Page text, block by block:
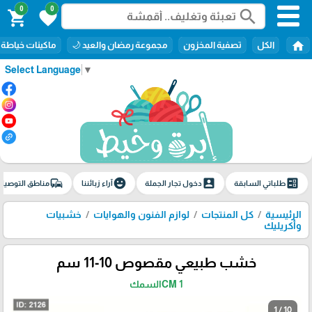
Select Language ▼
search
0
favorite
0
shopping_cart
home الكل تصفية المخزون مجموعة رمضان والعيد 🌙 ماكينات خياطة
ballotطلباتي السابقة account_boxدخول تجار الجملة emoji_emotionsآراء زبائننا commuteمناطق
الرئيسية كل المنتجات لوازم الفنون والهوايات
خشبيات
وأكريليك
خشب طبيعي مقصوص 10-11 سم
1 CMالسمك
1 / 10